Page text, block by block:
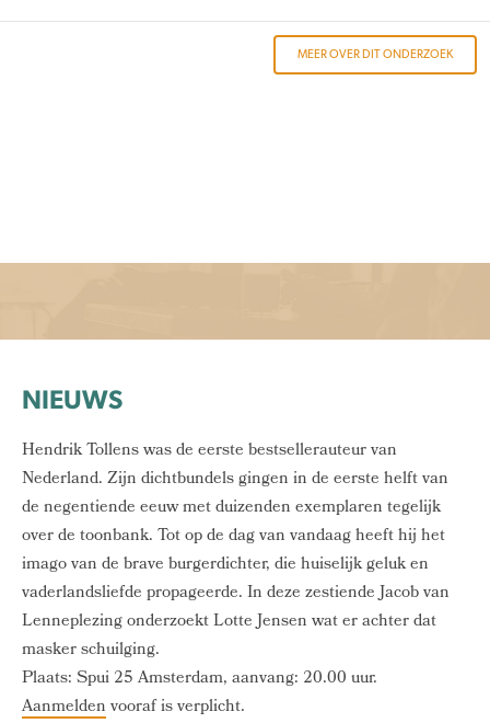
MEER OVER DIT ONDERZOEK
NIEUWS
Hendrik Tollens was de eerste bestsellerauteur van
Nederland. Zijn dichtbundels gingen in de eerste helft van
de negentiende eeuw met duizenden exemplaren tegelijk
over de toonbank. Tot op de dag van vandaag heeft hij het
imago van de brave burgerdichter, die huiselijk geluk en
vaderlandsliefde propageerde. In deze zestiende Jacob van
Lenneplezing onderzoekt Lotte Jensen wat er achter dat
masker schuilging.
Plaats: Spui 25 Amsterdam, aanvang: 20.00 uur.
Aanmeldenvooraf is verplicht.